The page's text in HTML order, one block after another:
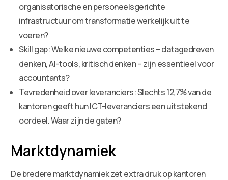
organisatorische en personeelsgerichte
infrastructuur om transformatie werkelijk uit te
voeren?
Skill gap: Welke nieuwe competenties – datagedreven
denken, AI-tools, kritisch denken – zijn essentieel voor
accountants?
Tevredenheid over leveranciers: Slechts 12,7% van de
kantoren geeft hun ICT-leveranciers een uitstekend
oordeel. Waar zijn de gaten?
Marktdynamiek
De bredere marktdynamiek zet extra druk op kantoren